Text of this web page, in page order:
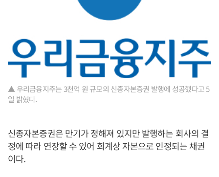
▲ 우리금융지주는 3천억 원 규모의 신종자본증권 발행에 성공했다고 5
일 밝혔다.
신종자본증권은 만기가 정해져 있지만 발행하는 회사의 결
정에 따라 연장할 수 있어 회계상 자본으로 인정되는 채권
이다.